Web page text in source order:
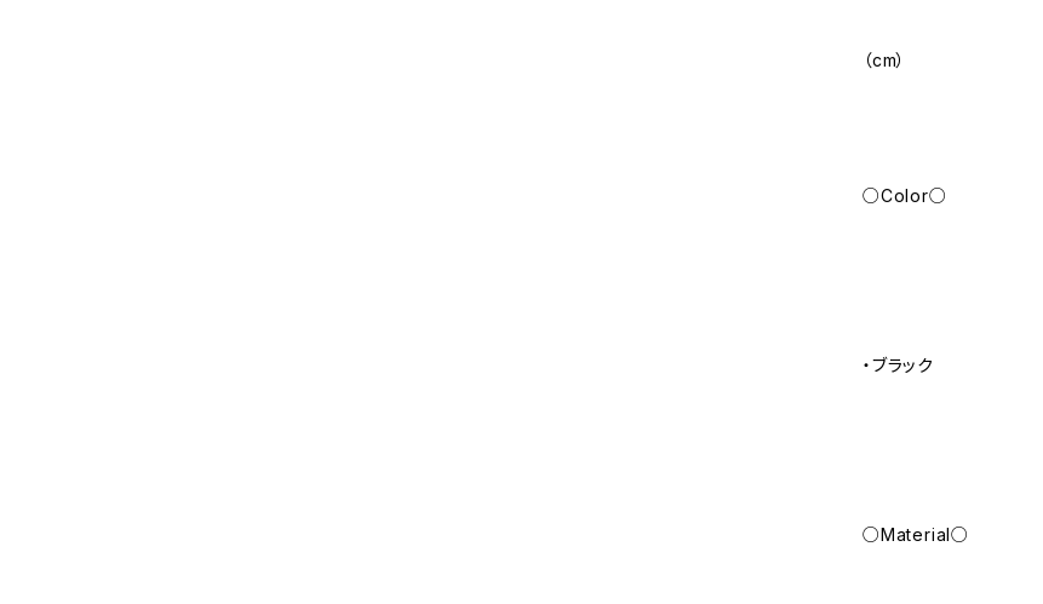
（cm）
○Color○
・ブラック
○Material○